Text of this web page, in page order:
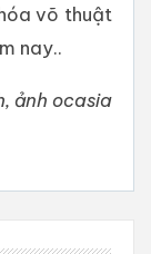
võ thuật
nay..
ảnh ocasia